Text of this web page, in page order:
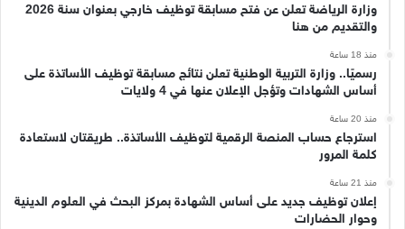
وزارة الرياضة تعلن عن فتح مسابقة توظيف خارجي بعنوان سنة 2026
والتقديم من هنا
منذ 18 ساعة
رسميًا.. وزارة التربية الوطنية تعلن نتائج مسابقة توظيف الأساتذة على
أساس الشهادات وتؤجل الإعلان عنها في 4 ولايات
منذ 20 ساعة
استرجاع حساب المنصة الرقمية لتوظيف الأساتذة.. طريقتان لاستعادة
كلمة المرور
منذ 21 ساعة
إعلان توظيف جديد على أساس الشهادة بمركز البحث في العلوم الدينية
وحوار الحضارات